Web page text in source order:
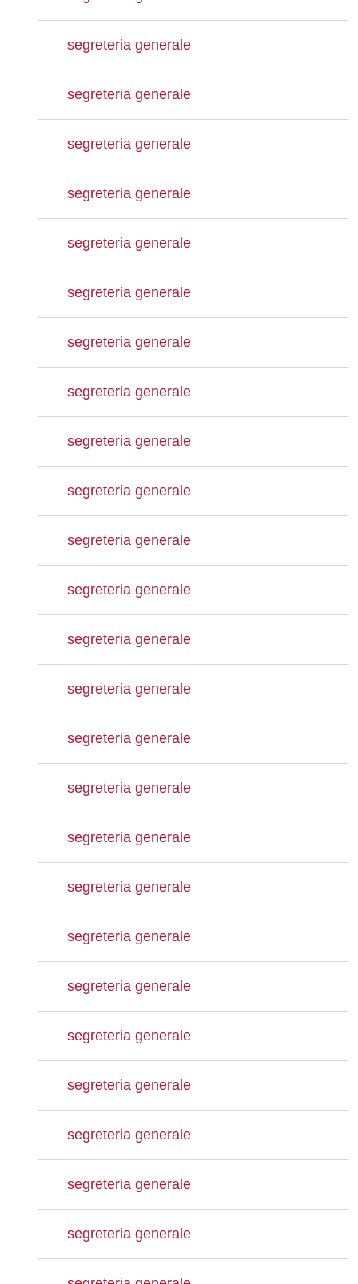
segreteria generale
segreteria generale
segreteria generale
segreteria generale
segreteria generale
segreteria generale
segreteria generale
segreteria generale
segreteria generale
segreteria generale
segreteria generale
segreteria generale
segreteria generale
segreteria generale
segreteria generale
segreteria generale
segreteria generale
segreteria generale
segreteria generale
segreteria generale
segreteria generale
segreteria generale
segreteria generale
segreteria generale
segreteria generale